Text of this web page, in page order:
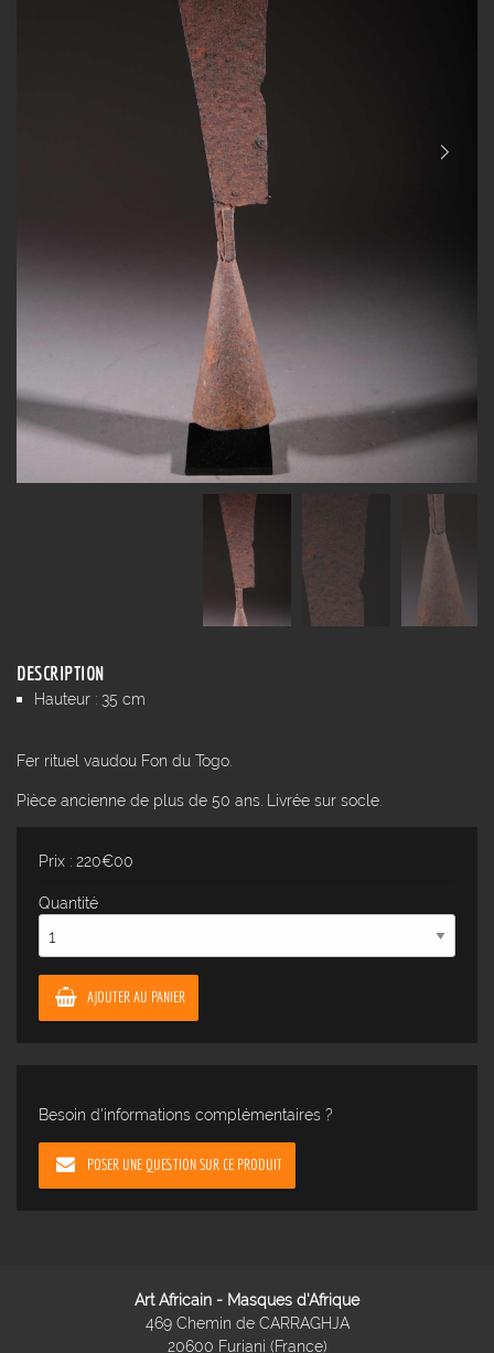
DESCRIPTION
Hauteur : 35 cm
Fer rituel vaudou Fon du Togo.
Pièce ancienne de plus de 50 ans. Livrée sur socle.
Prix : 220€00
Quantité
AJOUTER AU PANIER
Besoin d'informations complémentaires ?
POSER UNE QUESTION SUR CE PRODUIT
Art Africain - Masques d'Afrique
469 Chemin de CARRAGHJA
20600 Furiani (France)